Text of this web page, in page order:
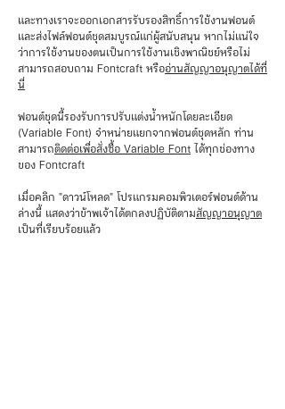
และทางเราจะออกเอกสารรับรองสิทธิ์การใช้งานฟอนต์
และส่งไฟล์ฟอนต์ชุดสมบูรณ์แก่ผู้สนับสนุน หากไม่แน่ใจ
ว่าการใช้งานของตนเป็นการใช้งานเชิงพาณิชย์หรือไม่
สามารถสอบถาม Fontcraft หรืออ่านสัญญาอนุญาตได้ที่
นี่
ฟอนต์ชุดนี้รองรับการปรับแต่งน้ำหนักโดยละเอียด
(Variable Font) จำหน่ายแยกจากฟอนต์ชุดหลัก ท่าน
สามารถติดต่อเพื่อสั่งซื้อ Variable Font ได้ทุกช่องทาง
ของ Fontcraft
เมื่อคลิก "ดาวน์โหลด" โปรแกรมคอมพิวเตอร์ฟอนต์ด้าน
ล่างนี้ แสดงว่าข้าพเจ้าได้ตกลงปฏิบัติตามสัญญาอนุญาต
เป็นที่เรียบร้อยแล้ว